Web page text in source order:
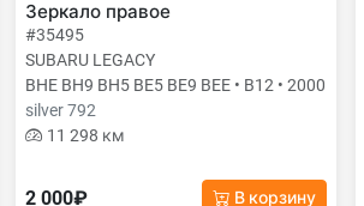
Зеркало правое
#35495
SUBARU LEGACY
BHE BH9 BH5 BE5 BE9 BEE • B12 • 2000
silver 792
11 298 км
2 000₽ В корзину